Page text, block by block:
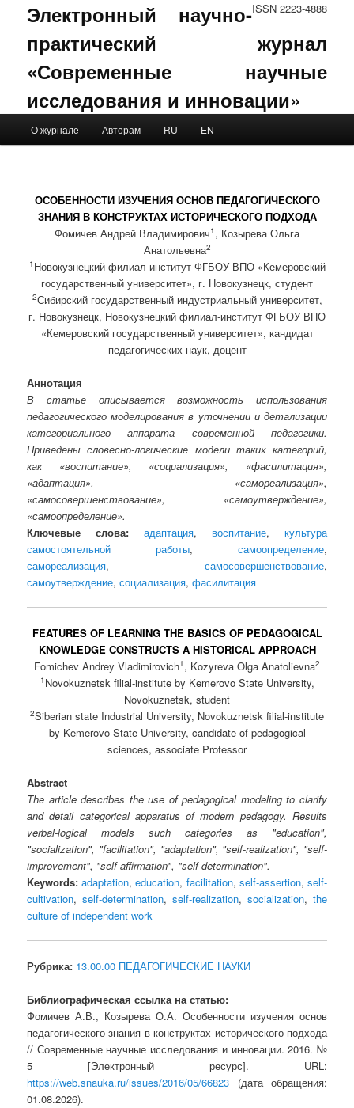
ISSN 2223-4888
Электронный научно-
практический журнал
«Современные научные
исследования и инновации»
Skip to primary content
Skip to secondary content
О журнале Авторам RU EN
ОСОБЕННОСТИ ИЗУЧЕНИЯ ОСНОВ ПЕДАГОГИЧЕСКОГО
ЗНАНИЯ В КОНСТРУКТАХ ИСТОРИЧЕСКОГО ПОДХОДА
Фомичев Андрей Владимирович1 , Козырева Ольга
Анатольевна2
1 Новокузнецкий филиал-институт ФГБОУ ВПО «Кемеровский
государственный университет», г. Новокузнецк, студент
2Сибирский государственный индустриальный университет,
г. Новокузнецк, Новокузнецкий филиал-институт ФГБОУ ВПО
«Кемеровский государственный университет», кандидат
педагогических наук, доцент
Аннотация
В статье описывается возможность использования
педагогического моделирования в уточнении и детализации
категориального аппарата современной педагогики.
Приведены словесно-логические модели таких категорий,
как «воспитание», «социализация», «фасилитация»,
«адаптация», «самореализация»,
«самосовершенствование», «самоутверждение»,
«самоопределение».
Ключевые слова:
адаптация, воспитание, культура
самостоятельной работы, самоопределение,
самореализация, самосовершенствование,
самоутверждение,социализация,фасилитация
FEATURES OF LEARNING THE BASICS OF PEDAGOGICAL
KNOWLEDGE CONSTRUCTS A HISTORICAL APPROACH
Fomichev Andrey Vladimirovich1 , Kozyreva Olga Anatolievna2
1 Novokuznetsk filial-institute by Kemerovo State University,
Novokuznetsk, student
2Siberian state Industrial University, Novokuznetsk filial-institute
by Kemerovo State University, candidate of pedagogical
sciences, associate Professor
Abstract
The article describes the use of pedagogical modeling to clarify
and detail categorical apparatus of modern pedagogy. Results
verbal-logical models such categories as "education",
"socialization", "facilitation", "adaptation", "self-realization", "self-
improvement", "self-affirmation", "self-determination".
Keywords: adaptation,education, facilitation, self-assertion, self-
cultivation,self-determination,self-realization, socialization, the
culture of independent work
Рубрика: 13.00.00 ПЕДАГОГИЧЕСКИЕ НАУКИ
Библиографическая ссылка на статью:
Фомичев А.В., Козырева О.А. Особенности изучения основ
педагогического знания в конструктах исторического подхода
// Современные научные исследования и инновации. 2016. №
5 [Электронный ресурс]. URL:
https://web.snauka.ru/issues/2016/05/66823 (дата обращения:
01.08.2026).